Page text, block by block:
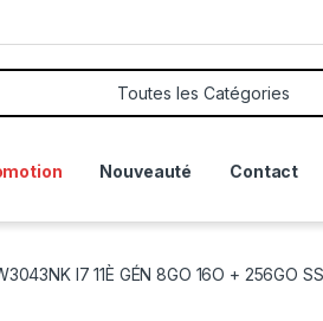
Nouveauté Contact
I7 11È GÉN 8GO 16O + 256GO